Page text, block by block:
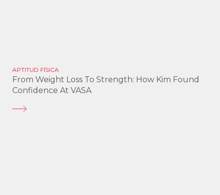
APTITUD FÍSICA
From Weight Loss To Strength: How Kim Found
Confidence At VASA